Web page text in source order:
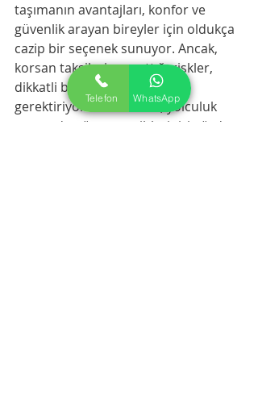
taşımanın avantajları, konfor ve
güvenlik arayan bireyler için oldukça
cazip bir seçenek sunuyor. Ancak,
korsan taksilerin yarattığı riskler,
dikkatli bir değerlendirme
gerektiriyor. Bu nedenle, yolculuk
yapmadan önce tercihlerinizi gözden
Telefon WhatsApp